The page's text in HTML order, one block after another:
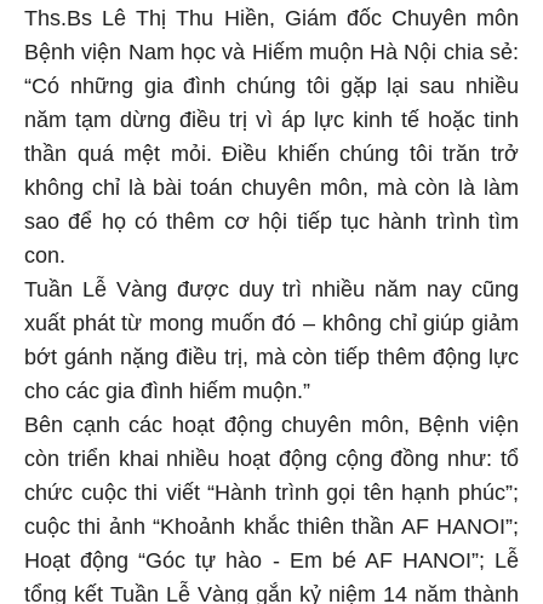
Ths.Bs Lê Thị Thu Hiền, Giám đốc Chuyên môn
Bệnh viện Nam học và Hiếm muộn Hà Nội chia sẻ:
“Có những gia đình chúng tôi gặp lại sau nhiều
năm tạm dừng điều trị vì áp lực kinh tế hoặc tinh
thần quá mệt mỏi. Điều khiến chúng tôi trăn trở
không chỉ là bài toán chuyên môn, mà còn là làm
sao để họ có thêm cơ hội tiếp tục hành trình tìm
con.
Tuần Lễ Vàng được duy trì nhiều năm nay cũng
xuất phát từ mong muốn đó – không chỉ giúp giảm
bớt gánh nặng điều trị, mà còn tiếp thêm động lực
cho các gia đình hiếm muộn.”
Bên cạnh các hoạt động chuyên môn, Bệnh viện
còn triển khai nhiều hoạt động cộng đồng như: tổ
chức cuộc thi viết “Hành trình gọi tên hạnh phúc”;
cuộc thi ảnh “Khoảnh khắc thiên thần AF HANOI”;
Hoạt động “Góc tự hào - Em bé AF HANOI”; Lễ
tổng kết Tuần Lễ Vàng gắn kỷ niệm 14 năm thành